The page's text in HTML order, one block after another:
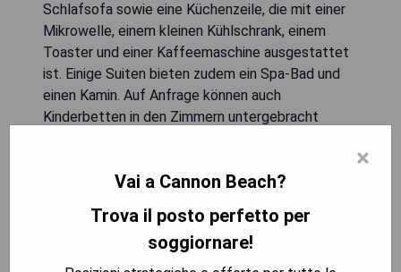
Schlafsofa sowie eine Küchenzeile, die mit einer
Mikrowelle, einem kleinen Kühlschrank, einem
Toaster und einer Kaffeemaschine ausgestattet
ist. Einige Suiten bieten zudem ein Spa-Bad und
einen Kamin. Auf Anfrage können auch
Kinderbetten in den Zimmern untergebracht
- In unmittelbarer Nähe zum Strand
- Voll ausgestattete Küchenzeilen in den Suiten
- Separater Wohnbereich für zusätzlichen
Komfort
×
Vai a Cannon Beach?
Trova il posto perfetto per
soggiornare!